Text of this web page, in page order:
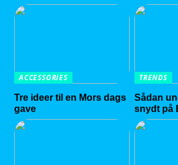
ACCESSORIES
Tre ideer til en Mors dags
gave
TRENDS
Sådan
snydt på